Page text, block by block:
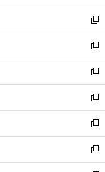
開
く
ウ
で
開
く
ン
ド
ウ
で
開
く
ウ
ィ
ン
ド
ウ
で
開
く
新
し
い
ウ
ィ
ン
ド
ウ
で
開
く
新
し
い
ウ
ィ
ン
ド
ウ
で
開
新
し
い
ウ
ィ
ン
ド
ウ
新
し
い
ウ
ィ
ン
新
し
い
ウ
新
し